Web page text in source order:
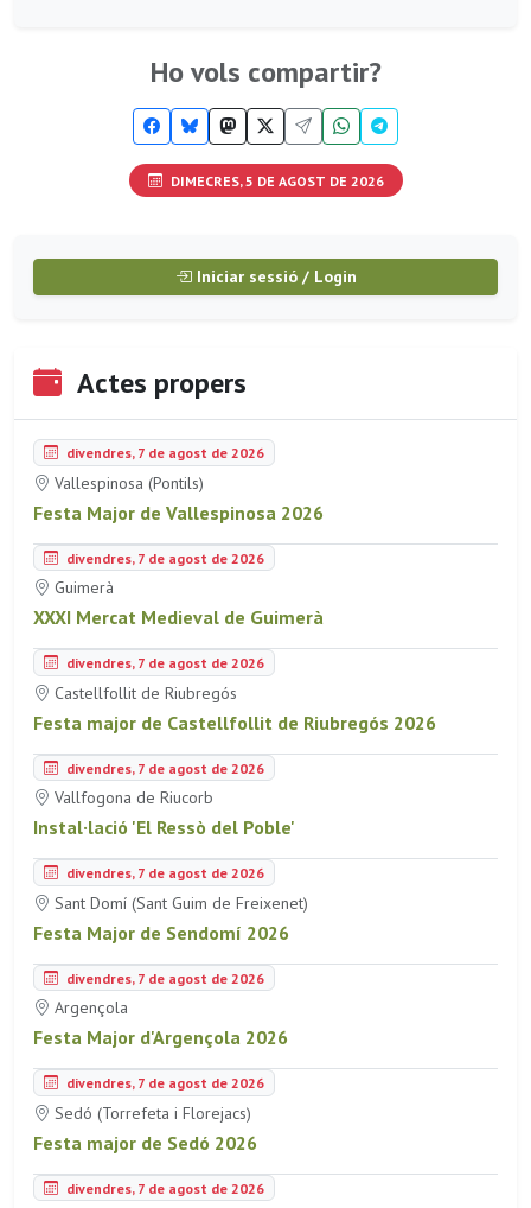
Ho vols compartir?
DIMECRES, 5 DE AGOST DE 2026
Iniciar sessió / Login
Actes propers
divendres, 7 de agost de 2026
Vallespinosa (Pontils)
Festa Major de Vallespinosa 2026
divendres, 7 de agost de 2026
Guimerà
XXXI Mercat Medieval de Guimerà
divendres, 7 de agost de 2026
Castellfollit de Riubregós
Festa major de Castellfollit de Riubregós 2026
divendres, 7 de agost de 2026
Vallfogona de Riucorb
Instal·lació 'El Ressò del Poble'
divendres, 7 de agost de 2026
Sant Domí (Sant Guim de Freixenet)
Festa Major de Sendomí 2026
divendres, 7 de agost de 2026
Argençola
Festa Major d'Argençola 2026
divendres, 7 de agost de 2026
Sedó (Torrefeta i Florejacs)
Festa major de Sedó 2026
divendres, 7 de agost de 2026